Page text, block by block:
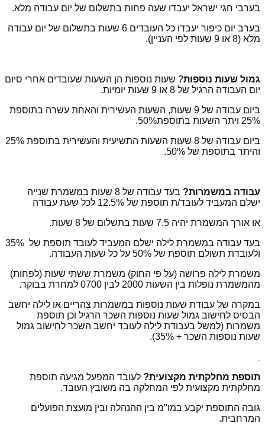
בערבי חגי ישראל יעבדו שעה פחות בתשלום של יום עבודה מלא.
בערב יום כיפור יעבדו כל העובדים 6 שעות בתשלום של יום עבודה
מלא (8 או 9 שעות לפי העניין).
גמול שעות נוספות? שעות נוספות הן השעות שעובדים אחרי סיום
יום העבודה הרגיל של 8 או 9 שעות יומיות,
ביום עבודה של 9 שעות, השעות העשירית והאחת עשרה בתוספת
25% ויתר השעות בתוספת50%.
ביום עבודה של 8 שעות השעות התשיעית והעשירית בתוספת 25%
והיתר בתוספת של 50%.
עבודה במשמרות?
בעד עבודה של 8 שעות במשמרת שנייה
ישלם המעביד לעובד/ת תוספת של 12.5% לכל שעת עבודה
או אורך המשמרת יהיה 7.5 שעות בתשלום של 8 שעות.
בעד עבודה במשמרת לילה ישלם המעביד לעובד תוספת של 35%
ולעובדת תשולם תוספת של 50% על כל שעות העבודה.
משמרת לילה פרושה (על פי החוק) משמרת ששתי שעות (לפחות)
מהמשמרת נופלות בין השעות 2000 לבין 0700 למחרת בבוקר.
במקרה של עבודת שעות נוספות במשמרות צהריים או לילה יחשב
הבסיס לחישוב גמול שעות נוספות השכר הרגיל וכן תוספת
משמרות (למשל בעבודת לילה לעובד יחשב השכר לחישוב גמול
שעות נוספות השכר + 35%).
תוספת מחלקתית מקצועית? לעובד המפעל מגיעה תוספת
מחלקתית מקצועית לפי המחלקה בה משובץ העובד.
גובה התוספת יקבע במו"מ בין ההנהלה ובין מועצת הפועלים
המרחבית.